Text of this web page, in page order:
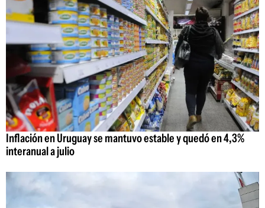
Inflación en Uruguay se mantuvo estable y quedó en 4,3%
interanual a julio